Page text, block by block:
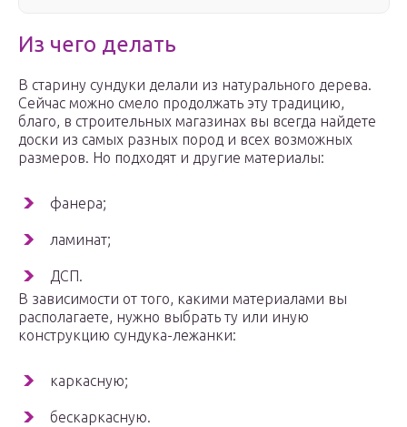
Из чего делать
В старину сундуки делали из натурального дерева.
Сейчас можно смело продолжать эту традицию,
благо, в строительных магазинах вы всегда найдете
доски из самых разных пород и всех возможных
размеров. Но подходят и другие материалы:
фанера;
ламинат;
ДСП.
В зависимости от того, какими материалами вы
располагаете, нужно выбрать ту или иную
конструкцию сундука-лежанки:
каркасную;
бескаркасную.